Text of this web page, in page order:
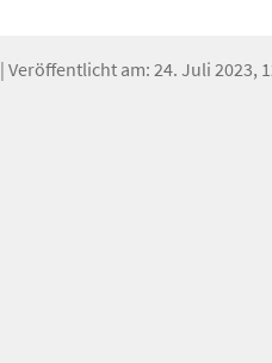
| Veröffentlicht am: 24. Juli 2023,